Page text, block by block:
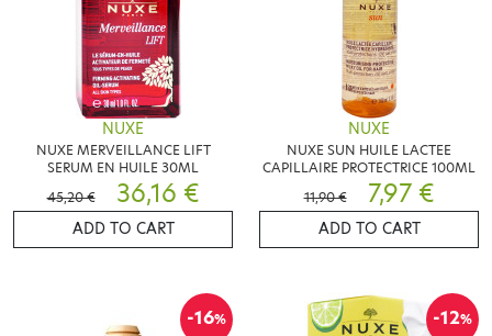
NUXE
NUXE MERVEILLANCE LIFT
SERUM EN HUILE 30ML
45,20 €
36,16 €
ADD TO CART
NUXE
NUXE SUN HUILE LACTEE
CAPILLAIRE PROTECTRICE 100ML
11,90 €
7,97 €
ADD TO CART
-16% -12%